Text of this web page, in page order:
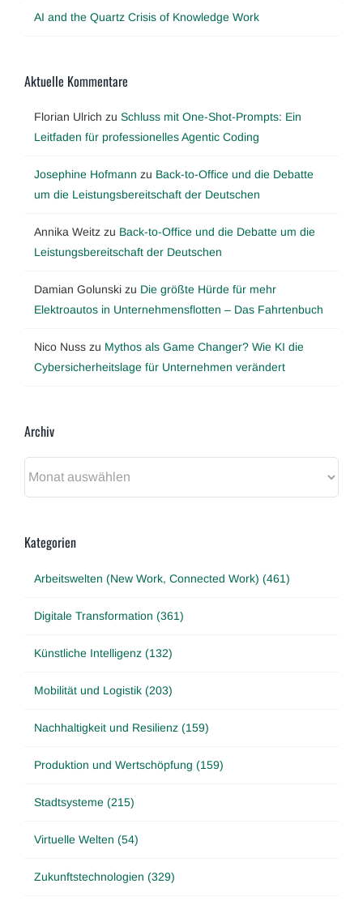
AI and the Quartz Crisis of Knowledge Work
Aktuelle Kommentare
Florian Ulrich zu Schluss mit One-Shot-Prompts: Ein
Leitfaden für professionelles Agentic Coding
Josephine Hofmann zu Back-to-Office und die Debatte
um die Leistungsbereitschaft der Deutschen
Annika Weitz zu Back-to-Office und die Debatte um die
Leistungsbereitschaft der Deutschen
Damian Golunski zu Die größte Hürde für mehr
Elektroautos in Unternehmensflotten – Das Fahrtenbuch
Nico Nuss zu Mythos als Game Changer? Wie KI die
Cybersicherheitslage für Unternehmen verändert
Archiv
Kategorien
Arbeitswelten (New Work, Connected Work) (461)
Digitale Transformation (361)
Künstliche Intelligenz (132)
Mobilität und Logistik (203)
Nachhaltigkeit und Resilienz (159)
Produktion und Wertschöpfung (159)
Stadtsysteme (215)
Virtuelle Welten (54)
Zukunftstechnologien (329)